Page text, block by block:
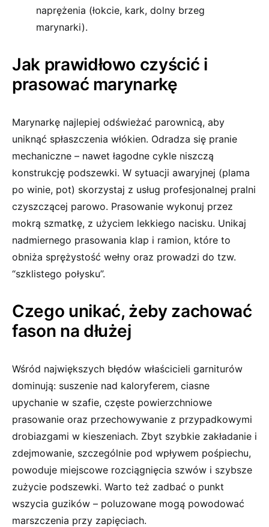
naprężenia (łokcie, kark, dolny brzeg
marynarki).
Jak prawidłowo czyścić i
prasować marynarkę
Marynarkę najlepiej odświeżać parownicą, aby
uniknąć spłaszczenia włókien. Odradza się pranie
mechaniczne – nawet łagodne cykle niszczą
konstrukcję podszewki. W sytuacji awaryjnej (plama
po winie, pot) skorzystaj z usług profesjonalnej pralni
czyszczącej parowo. Prasowanie wykonuj przez
mokrą szmatkę, z użyciem lekkiego nacisku. Unikaj
nadmiernego prasowania klap i ramion, które to
obniża sprężystość wełny oraz prowadzi do tzw.
“szklistego połysku”.
Czego unikać, żeby zachować
fason na dłużej
Wśród największych błędów właścicieli garniturów
dominują: suszenie nad kaloryferem, ciasne
upychanie w szafie, częste powierzchniowe
prasowanie oraz przechowywanie z przypadkowymi
drobiazgami w kieszeniach. Zbyt szybkie zakładanie i
zdejmowanie, szczególnie pod wpływem pośpiechu,
powoduje miejscowe rozciągnięcia szwów i szybsze
zużycie podszewki. Warto też zadbać o punkt
wszycia guzików – poluzowane mogą powodować
marszczenia przy zapięciach.